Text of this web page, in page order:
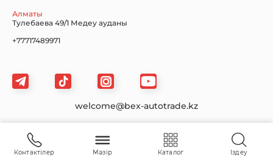
Контактілер Мәзір Каталог Іздеу
Jaguar Jeep
Land Rover Lincoln
Алматы
Тулебаева 49/1 Медеу ауданы
+77717489971
welcome@bex-autotrade.kz
Сайт картасы